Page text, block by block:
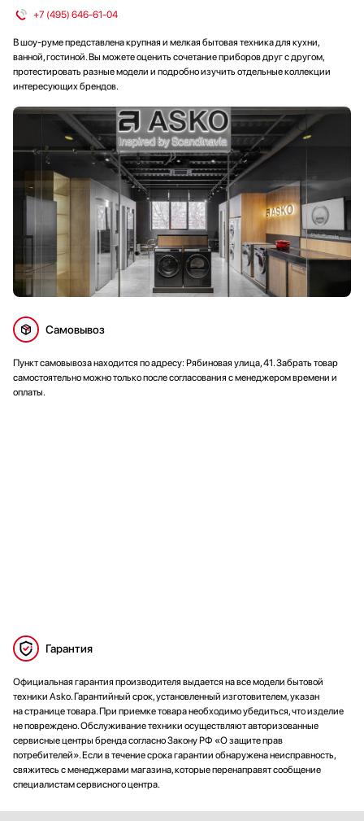
+7 (495) 646-61-04
В шоу-руме представлена крупная и мелкая бытовая техника для кухни,
ванной, гостиной. Вы можете оценить сочетание приборов друг с другом,
протестировать разные модели и подробно изучить отдельные коллекции
интересующих брендов.
Самовывоз
Пункт самовывоза находится по адресу: Рябиновая улица, 41. Забрать товар
самостоятельно можно только после согласования с менеджером времени и
оплаты.
Гарантия
Официальная гарантия производителя выдается на все модели бытовой
техники Asko. Гарантийный срок, установленный изготовителем, указан
на странице товара. При приемке товара необходимо убедиться, что изделие
не повреждено. Обслуживание техники осуществляют авторизованные
сервисные центры бренда согласно Закону РФ «О защите прав
потребителей». Если в течение срока гарантии обнаружена неисправность,
свяжитесь с менеджерами магазина, которые перенаправят сообщение
специалистам сервисного центра.